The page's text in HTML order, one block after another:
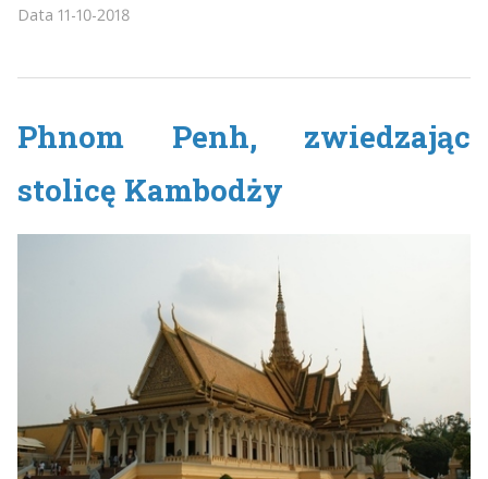
Data 11-10-2018
Phnom Penh, zwiedzając
stolicę Kambodży